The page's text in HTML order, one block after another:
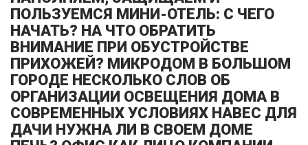
ПОЛЬЗУЕМСЯ МИНИ-ОТЕЛЬ: С ЧЕГО
НАЧАТЬ? НА ЧТО ОБРАТИТЬ
ВНИМАНИЕ ПРИ ОБУСТРОЙСТВЕ
ПРИХОЖЕЙ? МИКРОДОМ В БОЛЬШОМ
ГОРОДЕ НЕСКОЛЬКО СЛОВ ОБ
ОРГАНИЗАЦИИ ОСВЕЩЕНИЯ ДОМА В
СОВРЕМЕННЫХ УСЛОВИЯХ НАВЕС ДЛЯ
ДАЧИ НУЖНА ЛИ В СВОЕМ ДОМЕ